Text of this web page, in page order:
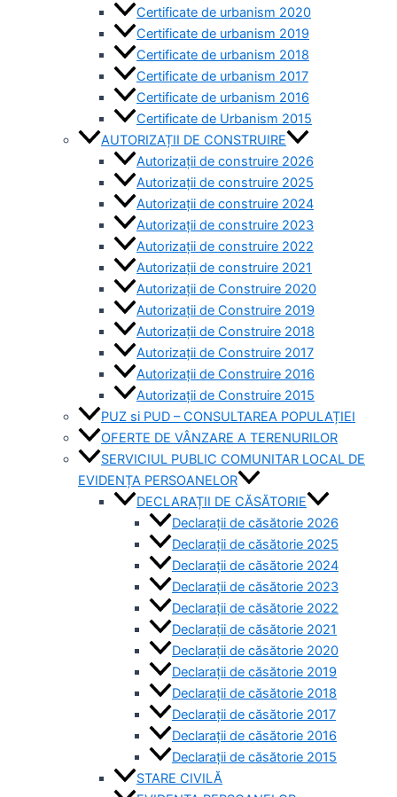
Certificate de urbanism 2020
Certificate de urbanism 2019
Certificate de urbanism 2018
Certificate de urbanism 2017
Certificate de urbanism 2016
Certificate de Urbanism 2015
AUTORIZAȚII DE CONSTRUIRE
Autorizații de construire 2026
Autorizații de construire 2025
Autorizații de construire 2024
Autorizații de construire 2023
Autorizații de construire 2022
Autorizații de construire 2021
Autorizații de Construire 2020
Autorizații de Construire 2019
Autorizaţii de Construire 2018
Autorizaţii de Construire 2017
Autorizaţii de Construire 2016
Autorizaţii de Construire 2015
PUZ si PUD – CONSULTAREA POPULAȚIEI
OFERTE DE VÂNZARE A TERENURILOR
SERVICIUL PUBLIC COMUNITAR LOCAL DE
EVIDENȚA PERSOANELOR
DECLARAȚII DE CĂSĂTORIE
Declarații de căsătorie 2026
Declarații de căsătorie 2025
Declarații de căsătorie 2024
Declarații de căsătorie 2023
Declarații de căsătorie 2022
Declarații de căsătorie 2021
Declarații de căsătorie 2020
Declarații de căsătorie 2019
Declarații de căsătorie 2018
Declarații de căsătorie 2017
Declarații de căsătorie 2016
Declarații de căsătorie 2015
STARE CIVILĂ